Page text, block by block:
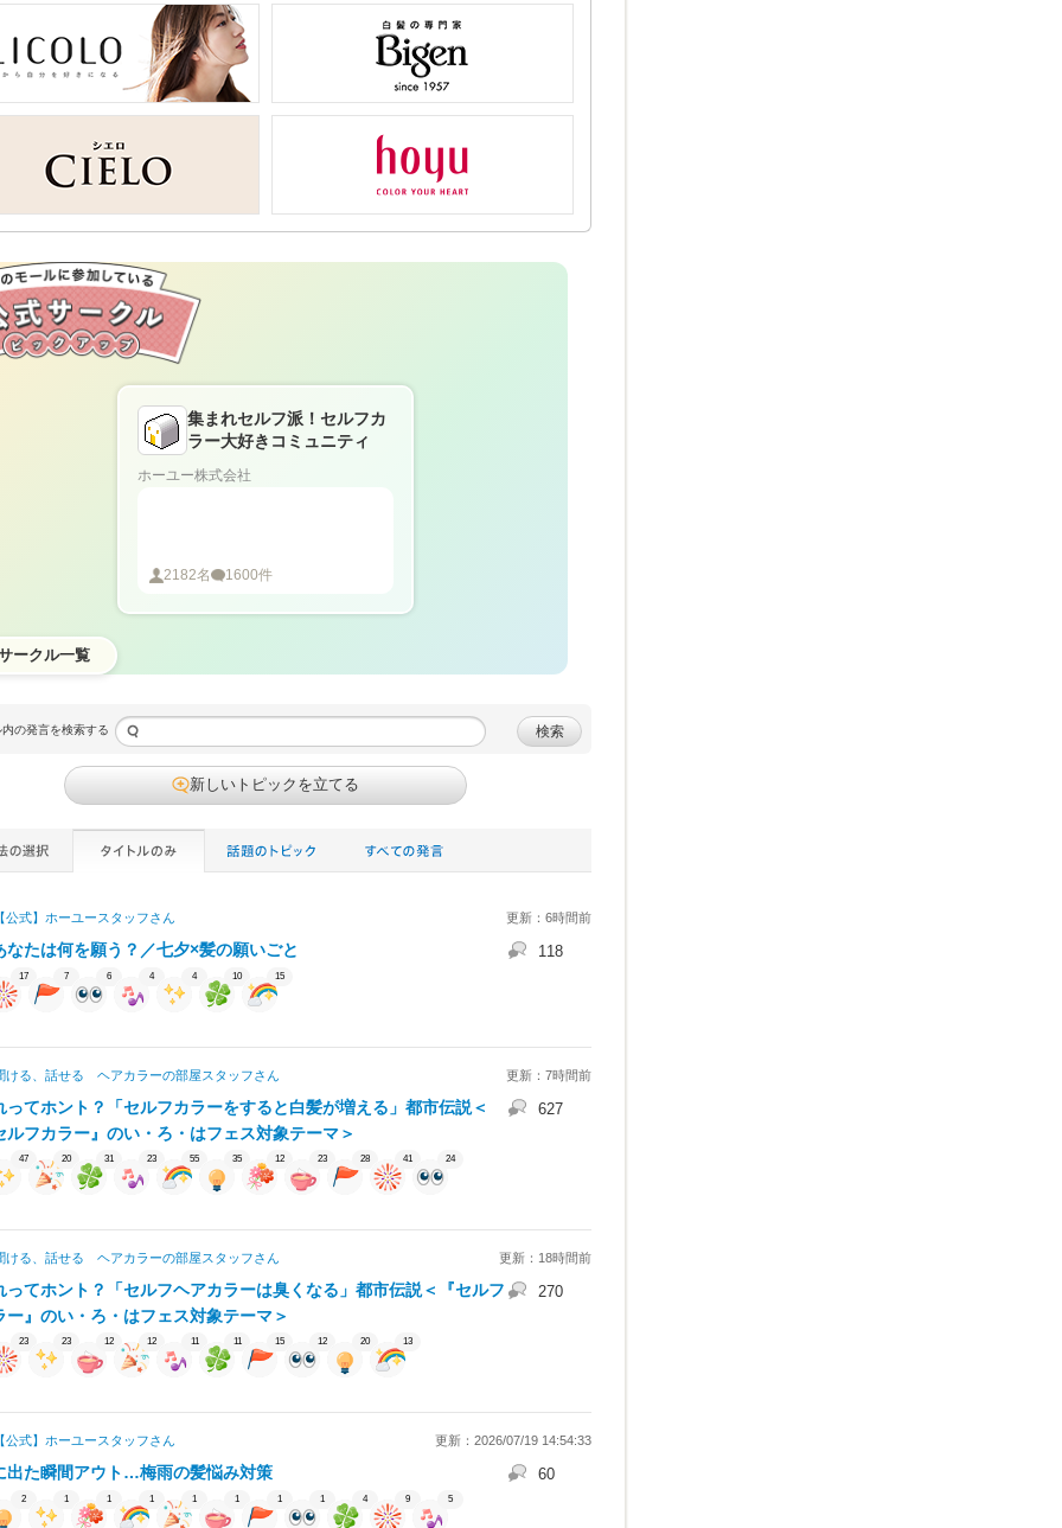
集まれセルフ派！セルフカ
ラー大好きコミュニティ
ホーユー株式会社
2182名 1600件
ークル一覧
の発言を検索する 検索
新しいトピックを立てる
公式】ホーユースタッフさん 更新：6時間前
なたは何を願う？／七夕×髪の願いごと 118
17 7 6 4 4 10 15
ける、話せる ヘアカラーの部屋スタッフさん 更新：7時間前
ってホント？「セルフカラーをすると白髪が増える」都市伝説＜
ルフカラー』のい・ろ・はフェス対象テーマ＞
627
47 20 31 23 55 35 12 23 28 41 24
ける、話せる ヘアカラーの部屋スタッフさん 更新：18時間前
ってホント？「セルフヘアカラーは臭くなる」都市伝説＜『セルフ
ー』のい・ろ・はフェス対象テーマ＞
270
23 23 12 12 11 11 15 12 20 13
公式】ホーユースタッフさん 更新：2026/07/19 14:54:33
出た瞬間アウト…梅雨の髪悩み対策 60
2 1 1 1 1 1 1 1 4 9 5